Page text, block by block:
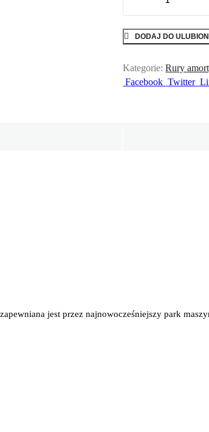
DODAJ DO
Kategorie:Rury
Facebook Twitter
jest przez najnowocześniejszy park